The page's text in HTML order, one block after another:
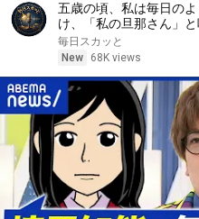
五歳の頃、私は毎日の
け、「私の旦那さん」
面接で社長室へ入ると
よ、まだ僕を覚えてい
毎日スカッと
New
68K views